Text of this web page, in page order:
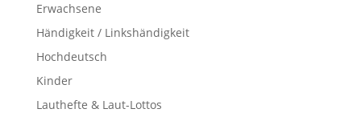
Erwachsene
Händigkeit / Linkshändigkeit
Hochdeutsch
Kinder
Lauthefte & Laut-Lottos